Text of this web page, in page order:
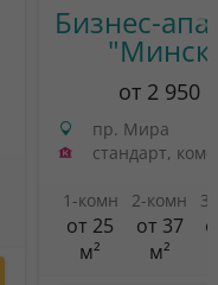
Бизнес-
от 2 950
пр. Мира
стандарт,
1-комн
от 25
м²
2-комн
от 37
м²